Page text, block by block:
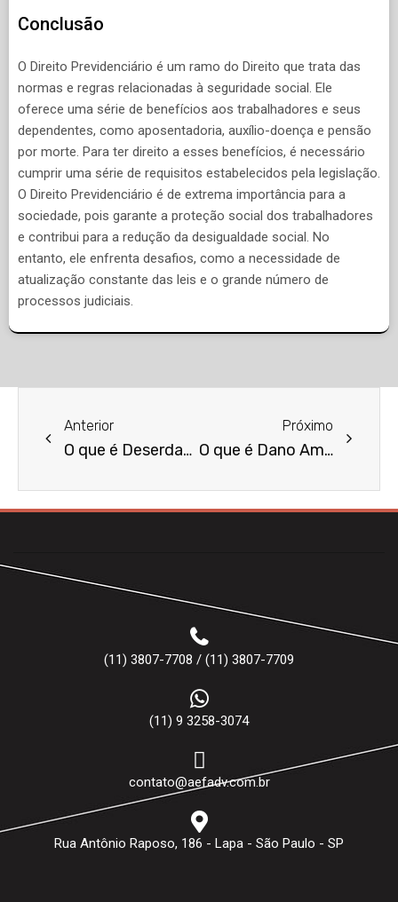
Conclusão
O Direito Previdenciário é um ramo do Direito que trata das
normas e regras relacionadas à seguridade social. Ele
oferece uma série de benefícios aos trabalhadores e seus
dependentes, como aposentadoria, auxílio-doença e pensão
por morte. Para ter direito a esses benefícios, é necessário
cumprir uma série de requisitos estabelecidos pela legislação.
O Direito Previdenciário é de extrema importância para a
sociedade, pois garante a proteção social dos trabalhadores
e contribui para a redução da desigualdade social. No
entanto, ele enfrenta desafios, como a necessidade de
atualização constante das leis e o grande número de
processos judiciais.
Anterior
O que é Deserdação?
Próximo
O que é Dano Ambiental?
(11) 3807-7708 / (11) 3807-7709
(11) 9 3258-3074
contato@aefadv.com.br
Rua Antônio Raposo, 186 - Lapa - São Paulo - SP